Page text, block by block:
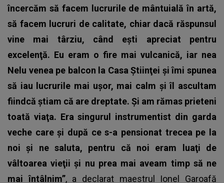
încercăm să facem lucrurile de mântuială în artă,
să facem lucruri de calitate, chiar dacă răspunsul
vine mai târziu, când eşti apreciat pentru
excelenţă. Eu eram o fire mai vulcanică, iar nea
Nelu venea pe balcon la Casa Ştiinţei şi îmi spunea
să iau lucrurile mai uşor, mai calm şi îl ascultam
fiindcă ştiam că are dreptate. Şi am rămas prieteni
toată viaţa. Era singurul instrumentist din garda
veche care şi după ce s-a pensionat trecea pe la
noi şi ne saluta, pentru că noi eram luaţi de
vâltoarea vieţii şi nu prea mai aveam timp să ne
mai întâlnim”, a declarat maestrul Ionel Garoafă